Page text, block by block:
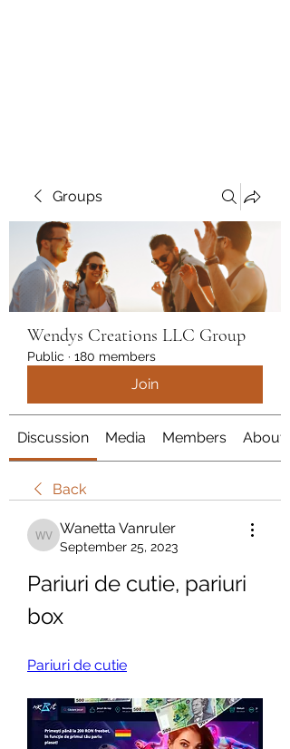
Groups
Wendys Creations LLC Group
Public · 180 members
Join
Discussion Media Members About
Back
Wanetta Vanruler
Wanetta Vanruler
September 25, 2023
Pariuri de cutie, pariuri
box
Pariuri de cutie